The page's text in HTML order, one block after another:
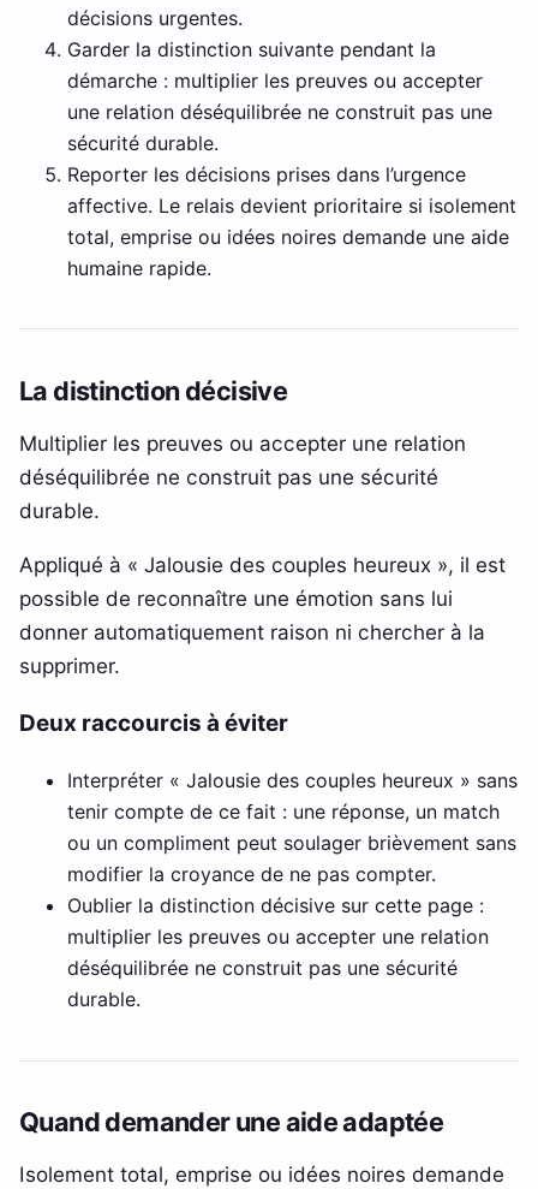
décisions urgentes.
Garder la distinction suivante pendant la
démarche : multiplier les preuves ou accepter
une relation déséquilibrée ne construit pas une
sécurité durable.
Reporter les décisions prises dans l’urgence
affective. Le relais devient prioritaire si isolement
total, emprise ou idées noires demande une aide
humaine rapide.
La distinction décisive
Multiplier les preuves ou accepter une relation
déséquilibrée ne construit pas une sécurité
durable.
Appliqué à « Jalousie des couples heureux », il est
possible de reconnaître une émotion sans lui
donner automatiquement raison ni chercher à la
supprimer.
Deux raccourcis à éviter
Interpréter « Jalousie des couples heureux » sans
tenir compte de ce fait : une réponse, un match
ou un compliment peut soulager brièvement sans
modifier la croyance de ne pas compter.
Oublier la distinction décisive sur cette page :
multiplier les preuves ou accepter une relation
déséquilibrée ne construit pas une sécurité
durable.
Quand demander une aide adaptée
Isolement total, emprise ou idées noires demande